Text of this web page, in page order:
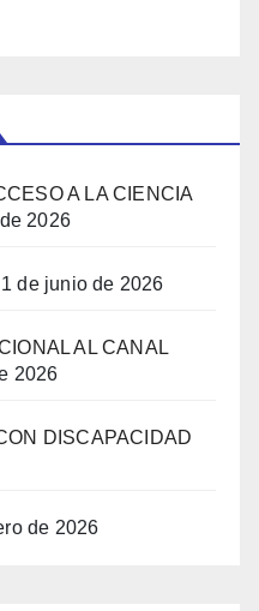
A LA CIENCIA
2026
1 de junio de 2026
AL CANAL
2026
DISCAPACIDAD
de 2026